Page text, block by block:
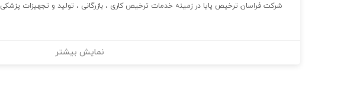
شرکت فراسان ترخیص پایا در زمینه خدمات ترخیص کاری ، بازرگانی ، تولید و تجهیزات پزشکی
نمایش بیشتر